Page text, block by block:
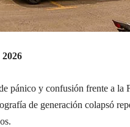
pánico y confusión frente a
de generación colapsó